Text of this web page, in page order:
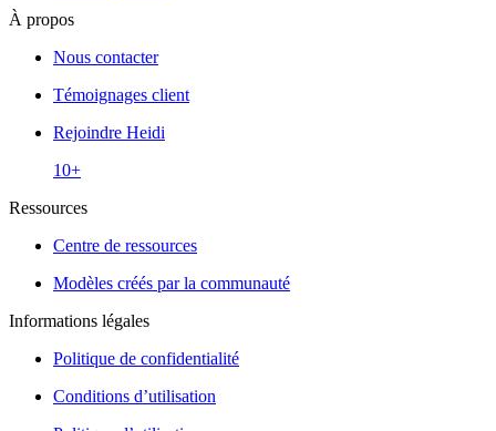
À propos
Nous contacter
Témoignages client
Rejoindre Heidi
10+
Ressources
Centre de ressources
Modèles créés par la communauté
Informations légales
Politique de confidentialité
Conditions d’utilisation